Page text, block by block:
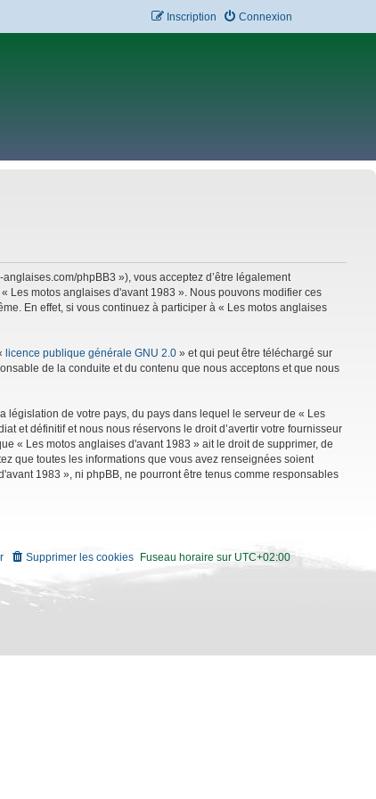
Connexion
Inscription
phpBB3 »), vous acceptez d’être légalement
Les motos anglaises d'avant 1983 ». Nous pouvons modifier ces
En effet, si vous continuez à participer à « Les motos anglaises
licence publique générale GNU 2.0 » et qui peut être téléchargé sur
de la conduite et du contenu que nous acceptons et que nous
législation de votre pays, du pays dans lequel le serveur de « Les
et définitif et nous nous réservons le droit d’avertir votre fournisseur
« Les motos anglaises d'avant 1983 » ait le droit de supprimer, de
que toutes les informations que vous avez renseignées soient
1983 », ni phpBB, ne pourront être tenus comme responsables
Fuseau horaire sur UTC+02:00
Supprimer les cookies